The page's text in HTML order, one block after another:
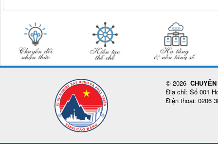
© 2026
Địa chỉ: Số 001
Điện thoại: 0206